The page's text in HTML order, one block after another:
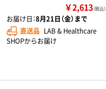
￥2,613（税込）
お届け日：8月21日（金）まで
直送品 LAB & Healthcare
SHOPからお届け